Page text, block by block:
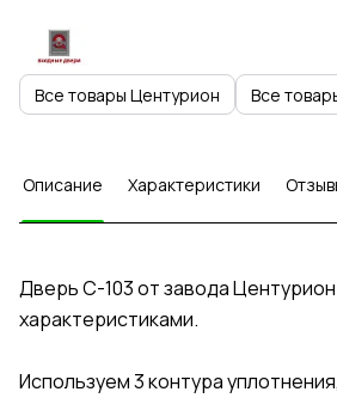
Все товары Центурион Все
Описание Характеристики
Дверь С-103 от завода
характеристиками.
Используем 3 контура